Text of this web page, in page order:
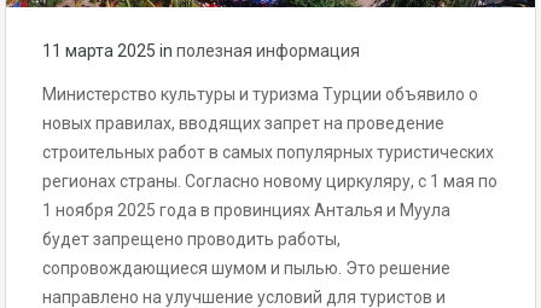
11 марта 2025 in полезная информация
Министерство культуры и туризма Турции объявило о
новых правилах, вводящих запрет на проведение
строительных работ в самых популярных туристических
регионах страны. Согласно новому циркуляру, с 1 мая по
1 ноября 2025 года в провинциях Анталья и Муула
будет запрещено проводить работы,
сопровождающиеся шумом и пылью. Это решение
направлено на улучшение условий для туристов и